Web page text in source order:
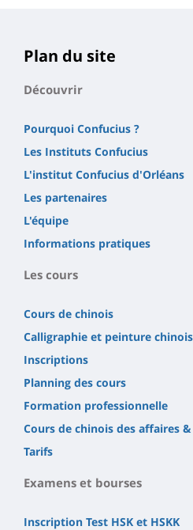
Plan du site
Découvrir
Pourquoi Confucius ?
Les Instituts Confucius
L'institut Confucius d'Orléans
Les partenaires
L'équipe
Informations pratiques
Les cours
Cours de chinois
Calligraphie et peinture
Inscriptions
Planning des cours
Formation professionnelle
Cours de chinois des affaires
Tarifs
Examens et bourses
Inscription Test HSK et HSKK